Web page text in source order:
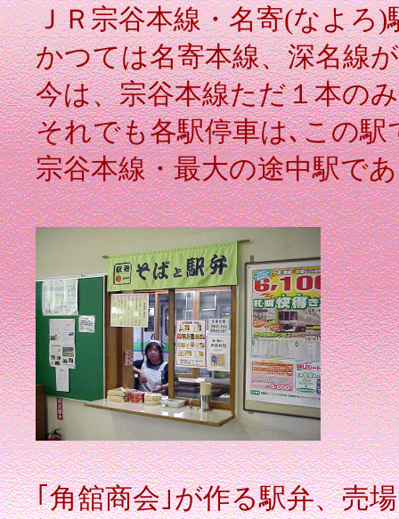
ＪＲ宗谷本線・名寄(なよろ
かつては名寄本線、深名線
今は、宗谷本線ただ１本の
それでも各駅停車は､この
宗谷本線・最大の途中駅で
｢角舘商会｣が作る駅弁、売